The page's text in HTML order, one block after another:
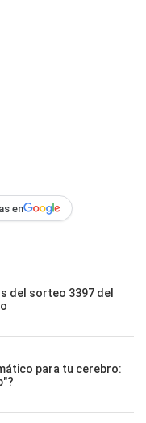
en
del sorteo 3397 del
para tu cerebro: